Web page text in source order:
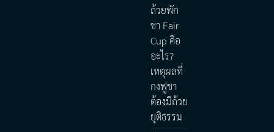
ถ้วยพัก
ชา Fair
Cup คือ
อะไร?
เหตุผลที่
กงฟูชา
ต้องมีถ้วย
ยุติธรรม